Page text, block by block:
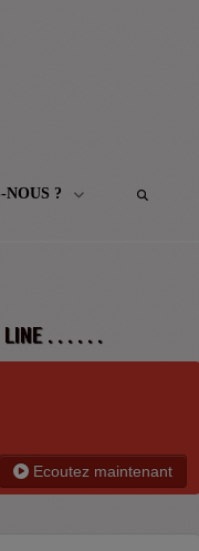
NOUS ?
LINE . . . . . .
Ecoutez maintenant